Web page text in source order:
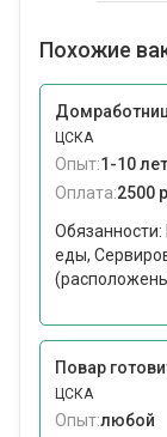
Похожие
ЦСКА
Опыт:1-10 лет
Оплата:2500
Обязанности:
еды,
(расположены
Повар
ЦСКА
Опыт:любой